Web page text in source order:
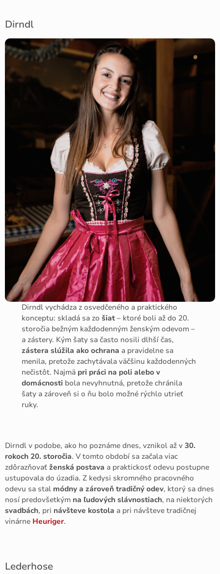
Dirndl
Dirndl vychádza z osvedčeného a praktického
konceptu: skladá sa zo šiat – ktoré boli až do 20.
storočia bežným každodenným ženským odevom –
a zástery. Kým šaty sa často nosili dlhší čas,
zástera slúžila ako ochrana a pravidelne sa
menila, pretože zachytávala väčšinu každodenných
nečistôt. Najmä pri práci na poli alebo v
domácnosti bola nevyhnutná, pretože chránila
šaty a zároveň si o ňu bolo možné rýchlo utrieť
ruky.
Dirndl v podobe, ako ho poznáme dnes, vznikol až v 30.
rokoch 20. storočia. V tomto období sa začala viac
zdôrazňovať ženská postava a praktickosť odevu postupne
ustupovala do úzadia. Z kedysi skromného pracovného
odevu sa stal módny a zároveň tradičný odev, ktorý sa dnes
nosí predovšetkým na ľudových slávnostiach, na niektorých
svadbách, pri návšteve kostola a pri návšteve tradičnej
vinárne Heuriger.
Lederhose